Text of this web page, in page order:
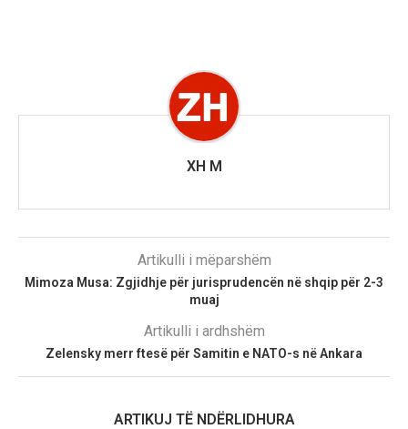
XH M
Artikulli i mëparshëm
Mimoza Musa: Zgjidhje për jurisprudencën në shqip për 2-3
muaj
Artikulli i ardhshëm
Zelensky merr ftesë për Samitin e NATO-s në Ankara
ARTIKUJ TË NDËRLIDHURA